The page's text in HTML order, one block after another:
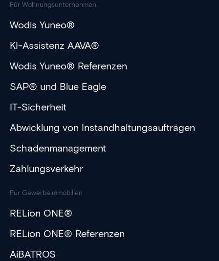
Für Wohnungsunternehmen
Wodis Yuneo®
KI-Assistenz AAVA®
Wodis Yuneo® Referenzen
SAP® und Blue Eagle
IT-Sicherheit
Abwicklung von Instandhaltungsaufträgen
Schadenmanagement
Zahlungsverkehr
Für Gewerbeimmobilien
RELion ONE®
RELion ONE® Referenzen
AiBATROS